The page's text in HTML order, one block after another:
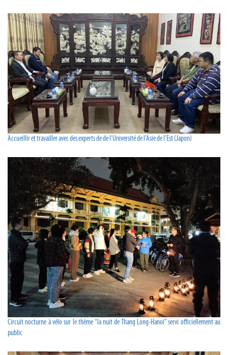
Accueillir et travailler avec des experts de de l'Université de l'Asie de l'Est (Japon)
Circuit nocturne à vélo sur le thème “la nuit de Thang Long-Hanoi” servi officiellement au
public